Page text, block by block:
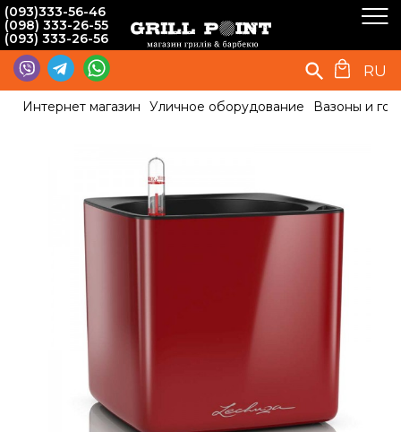
(093)333-56-46
(098) 333-26-55
(093) 333-26-56
RU
Интернет магазин Уличное оборудование Вазоны и